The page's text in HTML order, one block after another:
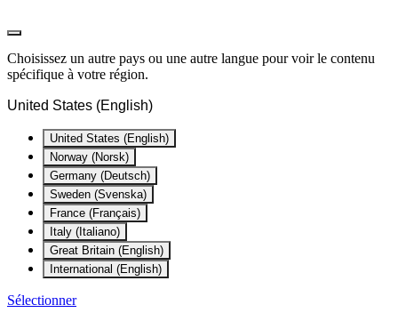
Choisissez un autre pays ou une autre langue pour voir le contenu
spécifique à votre région.
United States (English)
United States (English)
Norway (Norsk)
Germany (Deutsch)
Sweden (Svenska)
France (Français)
Italy (Italiano)
Great Britain (English)
International (English)
Sélectionner